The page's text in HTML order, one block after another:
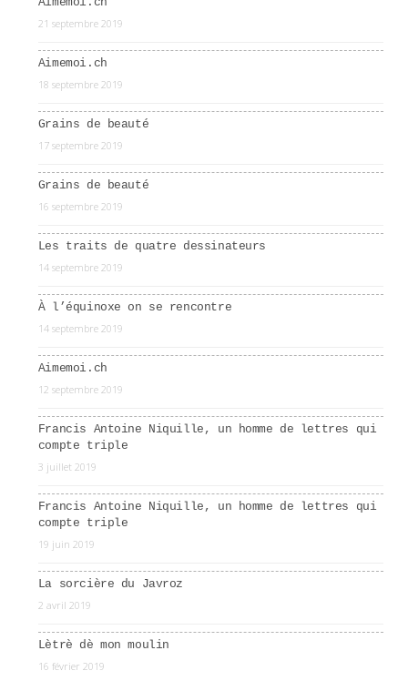
21 septembre 2019
Aimemoi.ch
18 septembre 2019
Grains de beauté
17 septembre 2019
Grains de beauté
16 septembre 2019
Les traits de quatre dessinateurs
14 septembre 2019
À l’équinoxe on se rencontre
14 septembre 2019
Aimemoi.ch
12 septembre 2019
Francis Antoine Niquille, un homme de lettres qui
compte triple
3 juillet 2019
Francis Antoine Niquille, un homme de lettres qui
compte triple
19 juin 2019
La sorcière du Javroz
2 avril 2019
Lètrè dè mon moulin
16 février 2019